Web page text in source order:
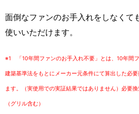
面倒なファンのお手入れをしなくて
使いいただけます。
※1 「10年間ファンのお手入れ不要」とは、10年間
建築基準法をもとにメーカー元条件にて算出した必
ます。（実使用での実証結果ではありません）必要
（グリル含む）